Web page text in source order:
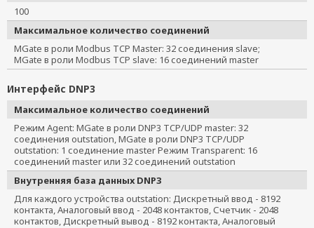
100
Максимальное количество соединений
MGate в роли Modbus TCP Master: 32 соединения slave;
MGate в роли Modbus TCP slave: 16 соединений master
Интерфейс DNP3
Максимальное количество соединений
Режим Agent: MGate в роли DNP3 TCP/UDP master: 32
соединения outstation, MGate в роли DNP3 TCP/UDP
outstation: 1 соединение master Режим Transparent: 16
соединений master или 32 соединений outstation
Внутренняя база данных DNP3
Для каждого устройства outstation: Дискретный ввод - 8192
контакта, Аналоговый ввод - 2048 контактов, Счетчик - 2048
контактов, Дискретный вывод - 8192 контакта, Аналоговый